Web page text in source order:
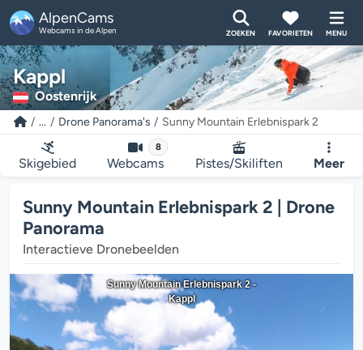
AlpenCams
Webcams in de Alpen ZOEKEN FAVORIETEN MENU
Kappl
Oostenrijk
... Drone Panorama's Sunny Mountain Erlebnispark 2
Skigebied
8
Webcams Pistes/Skiliften Meer
Sunny Mountain Erlebnispark 2 | Drone
Panorama
Interactieve Dronebeelden
Sunny Mountain Erlebnispark 2 -
Kappl